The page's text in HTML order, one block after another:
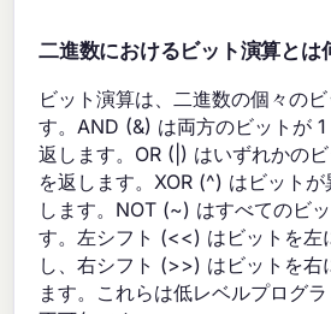
二進数におけるビット演算とは
ビット演算は、二進数の個々の
す。AND (&) は両方のビットが
返します。OR (|) はいずれかの
を返します。XOR (^) はビット
します。NOT (~) はすべてのビ
す。左シフト (<<) はビットを左
し、右シフト (>>) はビットを右
ます。これらは低レベルプログ